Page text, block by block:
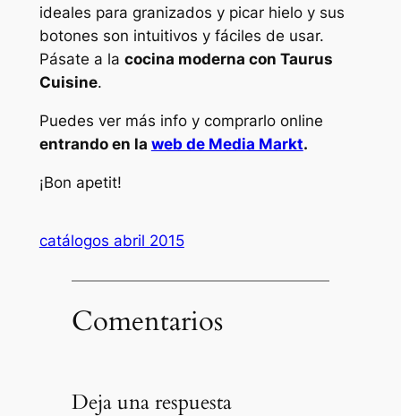
ideales para granizados y picar hielo y sus
botones son intuitivos y fáciles de usar.
Pásate a la cocina moderna con Taurus
Cuisine.
Puedes ver más info y comprarlo online
entrando en la web de Media Markt.
¡Bon apetit!
catálogos abril 2015
Comentarios
Deja una respuesta